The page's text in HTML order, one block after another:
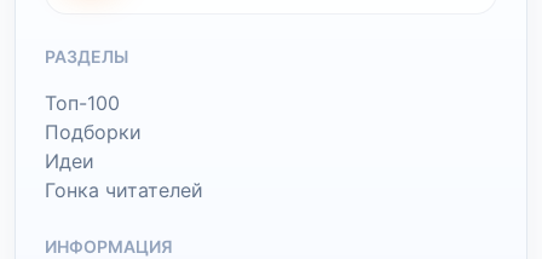
РАЗДЕЛЫ
Топ-100
Подборки
Идеи
Гонка читателей
ИНФОРМАЦИЯ